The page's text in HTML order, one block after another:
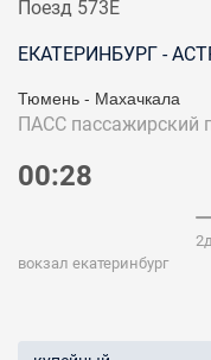
Поезд 573Е
ЕКАТЕРИНБУРГ -
Тюмень - Махачкала
ПАСС пассажирский
00:28
вокзал екатеринбург